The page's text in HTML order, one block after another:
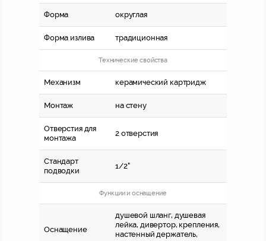
Форма округлая
Форма излива традиционная
Технические свойства
Механизм керамический картридж
Монтаж на стену
Отверстия для
монтажа
2 отверстия
Стандарт
подводки
1/2"
Функции и оснащение
Оснащение
душевой шланг, душевая
лейка, дивертор, крепления,
настенный держатель,